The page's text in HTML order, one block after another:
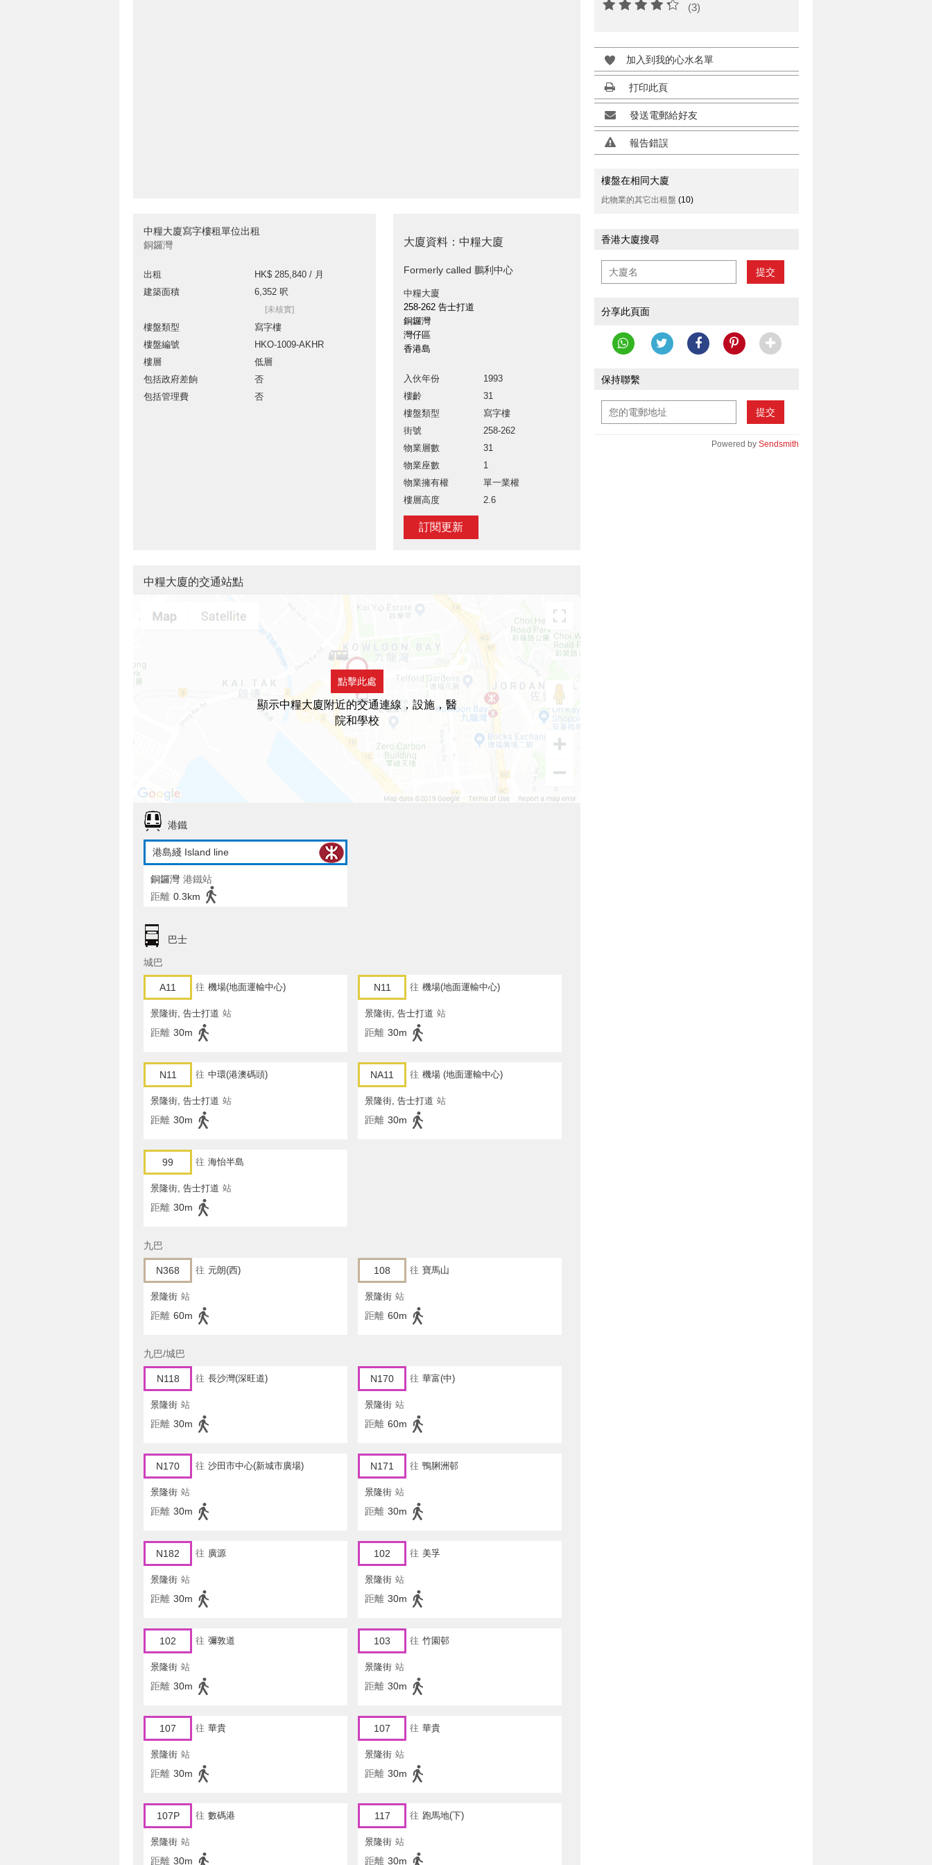
中糧大廈寫字樓租單位出租
銅鑼灣
出租
HK$ 285,840 / 月
建築面積
6,352 呎
[未核實]
樓盤類型
寫字樓
樓盤編號
HKO-1009-AKHR
樓層
低層
包括政府差餉
否
包括管理費
否
大廈資料：中糧大廈
Formerly called 鵬利中心
中糧大廈
258-262 告士打道
銅鑼灣
灣仔區
香港島
入伙年份
1993
樓齡
31
樓盤類型
寫字樓
街號
258-262
物業層數
31
物業座數
1
物業擁有權
單一業權
樓層高度
2.6
訂閱更新
(3)
加入到我的心水名單
打印此頁
發送電郵給好友
報告錯誤
樓盤在相同大廈
此物業的其它出租盤 (10)
香港大廈搜尋
提交
分享此頁面
保持聯繫
提交
Powered by Sendsmith
中糧大廈的交通站點
點擊此處
顯示中糧大廈附近的交通連線，設施，醫
院和學校
港鐵
港島綫 Island line
銅鑼灣 港鐵站
距離 0.3km
巴士
城巴
A11 往 機場(地面運輸中心)
景隆街, 告士打道 站
距離 30m
N11 往 機場(地面運輸中心)
景隆街, 告士打道 站
距離 30m
N11 往 中環(港澳碼頭)
景隆街, 告士打道 站
距離 30m
NA11 往 機場 (地面運輸中心)
景隆街, 告士打道 站
距離 30m
99 往 海怡半島
景隆街, 告士打道 站
距離 30m
九巴
N368 往 元朗(西)
景隆街 站
距離 60m
108 往 寶馬山
景隆街 站
距離 60m
九巴/城巴
N118 往 長沙灣(深旺道)
景隆街 站
距離 30m
N170 往 華富(中)
景隆街 站
距離 60m
N170 往 沙田市中心(新城市廣場)
景隆街 站
距離 30m
N171 往 鴨脷洲邨
景隆街 站
距離 30m
N182 往 廣源
景隆街 站
距離 30m
102 往 美孚
景隆街 站
距離 30m
102 往 彌敦道
景隆街 站
距離 30m
103 往 竹園邨
景隆街 站
距離 30m
107 往 華貴
景隆街 站
距離 30m
107 往 華貴
景隆街 站
距離 30m
107P 往 數碼港
景隆街 站
距離 30m
117 往 跑馬地(下)
景隆街 站
距離 30m